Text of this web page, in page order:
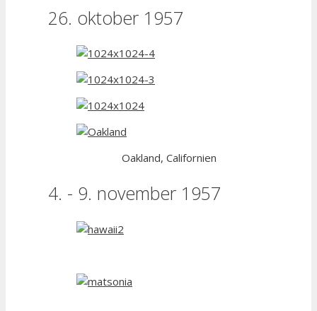
26. oktober 1957
Oakland, Californien
4. - 9. november 1957